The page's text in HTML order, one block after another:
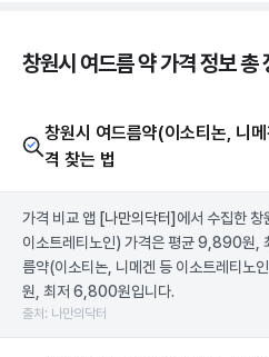
창원시 여드름 약 가격 정보 총
창원시 여드름약(이소티논, 니
격 찾는 법
가격 비교 앱 [나만의닥터] 에서 수집한
이소트레티노인) 가격은 평균 9,890원,
름약(이소티논, 니메겐 등 이소트레티노
원, 최저 6,800원입니다.
출처: 나만의닥터